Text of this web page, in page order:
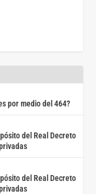
por medio del 464?
del Real Decreto
del Real Decreto